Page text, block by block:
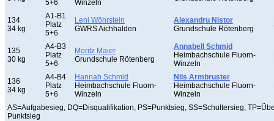
5+6
Winzeln
134
34 kg
A1-B1
Platz
5+6
Leni Wöhrstein
GWRS Aichhalden
Alexandru Nistor
Grundschule Rötenberg
135
30 kg
A4-B3
Platz
5+6
Moritz Maier
Grundschule Rötenberg
Annabell Schmid
Heimbachschule Fluorn-
Winzeln
136
34 kg
A4-B4
Platz
5+6
Hannah Schmid
Heimbachschule Fluorn-
Winzeln
Nils Armbruster
Heimbachschule Fluorn-
Winzeln
AS=Aufgabesieg, DQ=Disqualifikation, PS=Punktsieg, SS=Schultersieg,
Punktsieg